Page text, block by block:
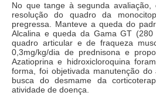
No que tange à segunda
resolução do quadro da
pregressa. Manteve a queda do
Alcalina e queda da Gama GT
quadro articular e de fraqueza
0,3mg/kg/dia de prednisona e
Azatioprina e hidroxicloroquina
forma, foi objetivada manutenção
busca do desmame da
atividade de doença.